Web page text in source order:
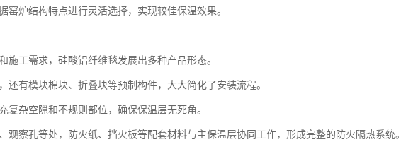
窑炉结构特点进行灵活选择，实现较佳保温效果。
施工需求，硅酸铝纤维毯发展出多种产品形态。
还有模块棉块、折叠块等预制构件，大大简化了安装流程。
复杂空隙和不规则部位，确保保温层无死角。
观察孔等处，防火纸、挡火板等配套材料与主保温层协同工作，形成完整的防火隔热系统。